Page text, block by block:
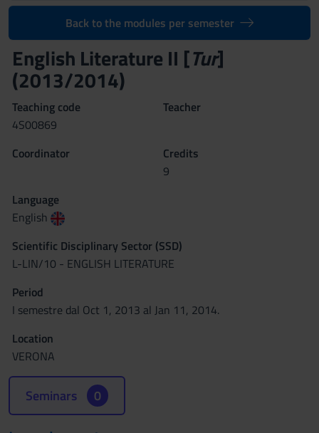
Back to the modules per semester
English Literature II [Tur]
(2013/2014)
Teaching code
4S00869
Teacher
Coordinator
Credits
9
Language
English
Scientific Disciplinary Sector (SSD)
L-LIN/10 - ENGLISH LITERATURE
Period
I semestre dal Oct 1, 2013 al Jan 11, 2014.
Location
VERONA
Seminars 0